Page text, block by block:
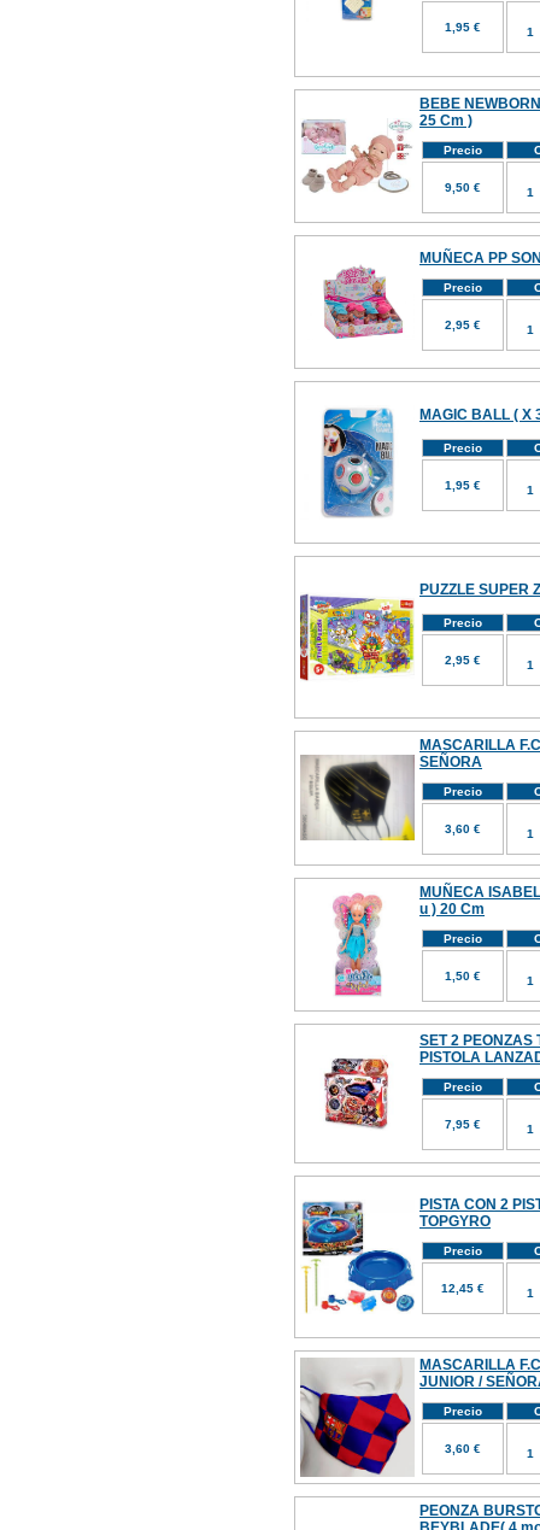
1,95 €
BEBE
25 Cm )
Precio
9,50 €
MUÑECA PP
Precio
2,95 €
MAGIC BALL ( X
Precio
1,95 €
PUZZLE SUPER
Precio
2,95 €
MASCARILLA
SEÑORA
Precio
3,60 €
MUÑECA
u ) 20 Cm
Precio
1,50 €
SET 2 PEONZAS
PISTOLA
Precio
7,95 €
PISTA CON 2
TOPGYRO
Precio
12,45 €
MASCARILLA
JUNIOR /
Precio
3,60 €
PEONZA